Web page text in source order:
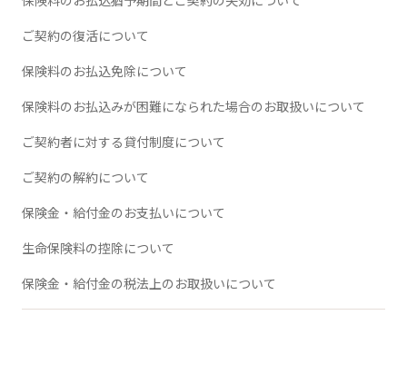
ご契約の復活について
保険料のお払込免除について
保険料のお払込みが困難になられた場合のお取扱いについて
ご契約者に対する貸付制度について
ご契約の解約について
保険金・給付金のお支払いについて
生命保険料の控除について
保険金・給付金の税法上のお取扱いについて